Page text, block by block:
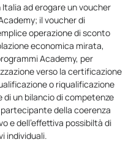
Italia ad erogare un voucher
il voucher di
operazione di sconto
economica mirata,
Academy, per
verso la certificazione
o riqualificazione
un bilancio di competenze
della coerenza
e dell’effettiva possibiltà di
individuali.